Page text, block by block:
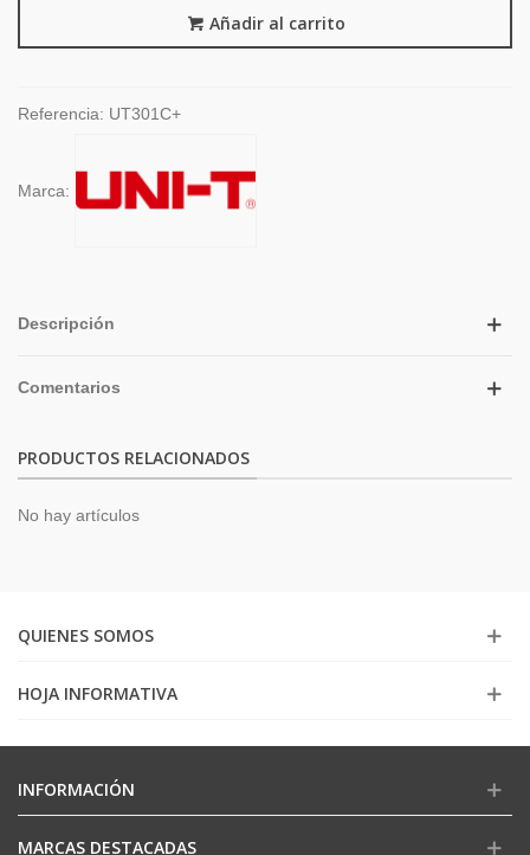
Añadir al carrito
Referencia: UT301C+
Marca:
Descripción
Comentarios
PRODUCTOS RELACIONADOS
No hay artículos
QUIENES SOMOS
HOJA INFORMATIVA
INFORMACIÓN
MARCAS DESTACADAS